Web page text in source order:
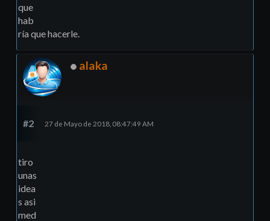
que
hab
ría que hacerle.
alaka
#2 27 de Mayo de 2018, 08:47:49 AM
tiro
unas
idea
s asi
med